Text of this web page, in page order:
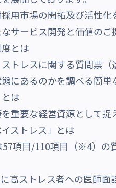
用市場の開拓及び活性
サービス開発と価値のご
とは
ストレスに関する質問票
にあるのかを調べる簡単
は
重要な経営資源として
ストレス」とは
57項目/110項目（※4）
高ストレス者への医師